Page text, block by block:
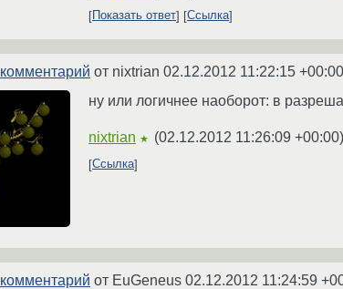
Показать ответ
Ссылка
комментарий от nixtrian 02.12.2012 11:22:15 +00:00
ну или логичнее наоборот: в
nixtrian ★ (02.12.2012 11:26:09 +00:00)
Ссылка
комментарий от EuGeneus 02.12.2012 11:24:59